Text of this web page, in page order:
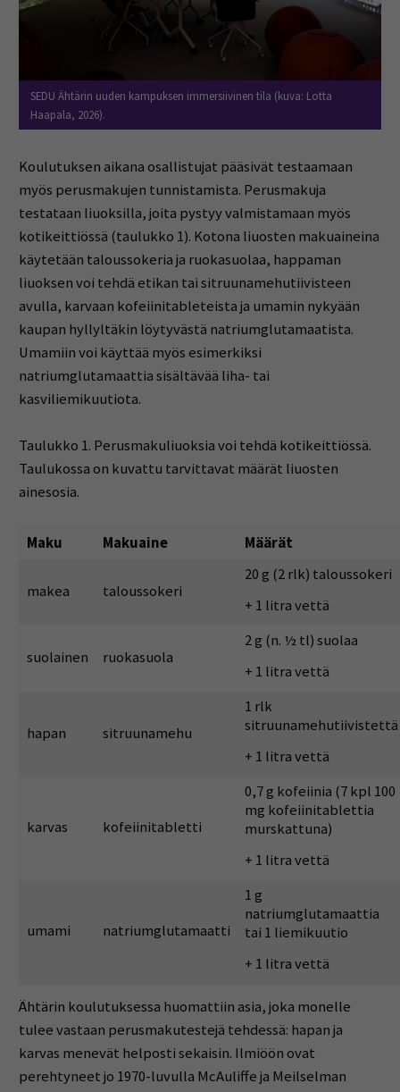
SEDU Ähtärin uuden kampuksen immersiivinen tila (kuva: Lotta
Haapala, 2026).
Koulutuksen aikana osallistujat pääsivät testaamaan
myös perusmakujen tunnistamista. Perusmakuja
testataan liuoksilla, joita pystyy valmistamaan myös
kotikeittiössä (taulukko 1). Kotona liuosten makuaineina
käytetään taloussokeria ja ruokasuolaa, happaman
liuoksen voi tehdä etikan tai sitruunamehutiivisteen
avulla, karvaan kofeiinitableteista ja umamin nykyään
kaupan hyllyltäkin löytyvästä natriumglutamaatista.
Umamiin voi käyttää myös esimerkiksi
natriumglutamaattia sisältävää liha- tai
kasviliemikuutiota.
Taulukko 1. Perusmakuliuoksia voi tehdä kotikeittiössä.
Taulukossa on kuvattu tarvittavat määrät liuosten
ainesosia.
Maku Makuaine Määrät
makea taloussokeri
20 g (2 rlk) taloussokeri
+ 1 litra vettä
suolainen ruokasuola
2 g (n. ½ tl) suolaa
+ 1 litra vettä
hapan sitruunamehu
1 rlk
sitruunamehutiivistettä
+ 1 litra vettä
karvas kofeiinitabletti
0,7 g kofeiinia (7 kpl 100
mg kofeiinitablettia
murskattuna)
+ 1 litra vettä
umami natriumglutamaatti
1 g
natriumglutamaattia
tai 1 liemikuutio
+ 1 litra vettä
Ähtärin koulutuksessa huomattiin asia, joka monelle
tulee vastaan perusmakutestejä tehdessä: hapan ja
karvas menevät helposti sekaisin. Ilmiöön ovat
perehtyneet jo 1970-luvulla McAuliffe ja Meilselman